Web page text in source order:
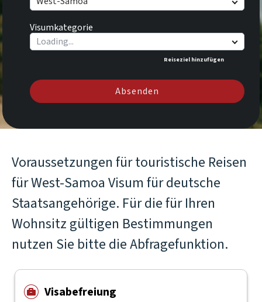
Visumkategorie
Reiseziel hinzufügen
Absenden
Voraussetzungen für touristische Reisen
für West-Samoa Visum für deutsche
Staatsangehörige. Für die für Ihren
Wohnsitz gültigen Bestimmungen
nutzen Sie bitte die Abfragefunktion.
Visabefreiung